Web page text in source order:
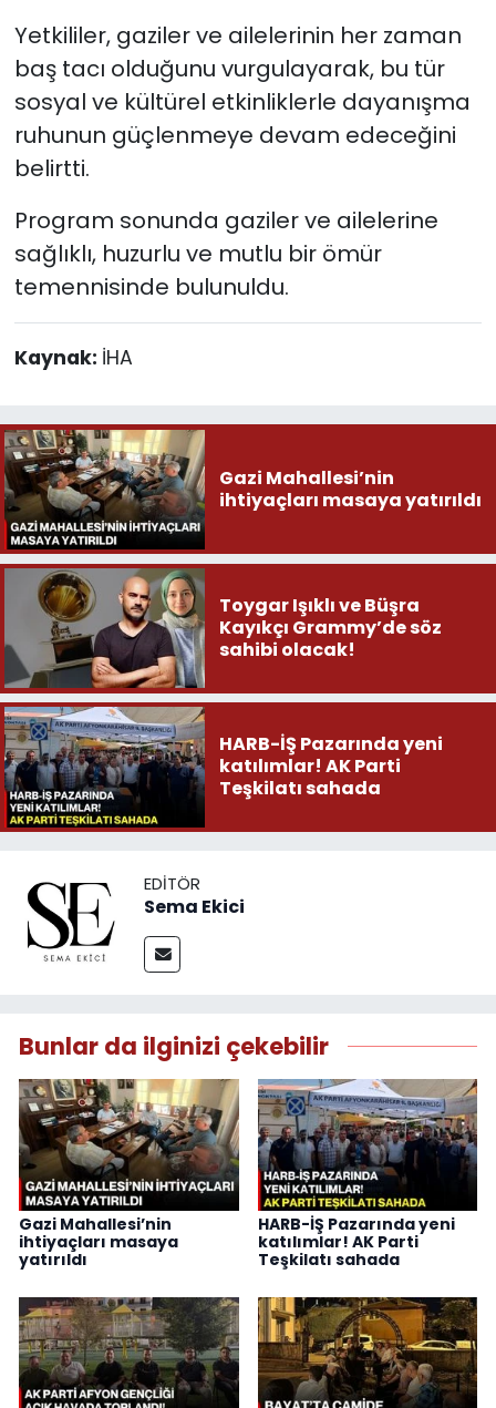
Yetkililer, gaziler ve ailelerinin her zaman
baş tacı olduğunu vurgulayarak, bu tür
sosyal ve kültürel etkinliklerle dayanışma
ruhunun güçlenmeye devam edeceğini
belirtti.
Program sonunda gaziler ve ailelerine
sağlıklı, huzurlu ve mutlu bir ömür
temennisinde bulunuldu.
Kaynak: İHA
Gazi Mahallesi’nin
ihtiyaçları masaya yatırıldı
Toygar Işıklı ve Büşra
Kayıkçı Grammy’de söz
sahibi olacak!
HARB-İŞ Pazarında yeni
katılımlar! AK Parti
Teşkilatı sahada
EDITÖR
Sema Ekici
Bunlar da ilginizi çekebilir
Gazi Mahallesi’nin
ihtiyaçları masaya
yatırıldı
HARB-İŞ Pazarında yeni
katılımlar! AK Parti
Teşkilatı sahada